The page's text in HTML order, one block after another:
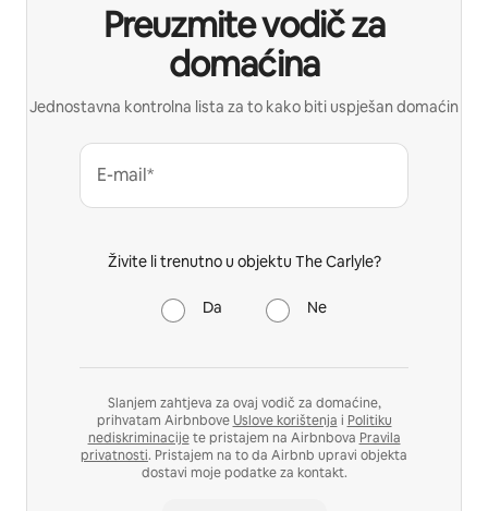
Preuzmite vodič za
domaćina
Jednostavna kontrolna lista za to kako biti uspješan domaćin
E-mail*
Živite li trenutno u objektu The Carlyle?
Da Ne
Slanjem zahtjeva za ovaj vodič za domaćine,
prihvatam AirbnboveUslove korištenja i Politiku
nediskriminacijete pristajem na Airbnbova Pravila
privatnosti. Pristajem na to da Airbnb upravi objekta
dostavi moje podatke za kontakt.